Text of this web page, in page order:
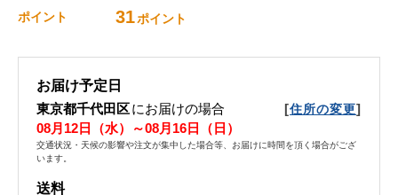
ポイント 31ポイント
お届け予定日
東京都千代田区にお届けの場合 [住所の変更]
08月12日（水）～08月16日（日）
交通状況・天候の影響や注文が集中した場合等、お届けに時間を頂く場合がござ
います。
送料